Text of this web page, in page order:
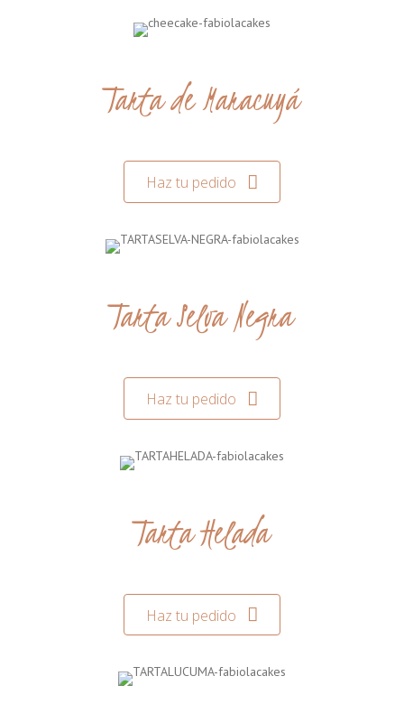
Tarta de Maracuyá
Haz tu pedido
Tarta Selva Negra
Haz tu pedido
Tarta Helada
Haz tu pedido